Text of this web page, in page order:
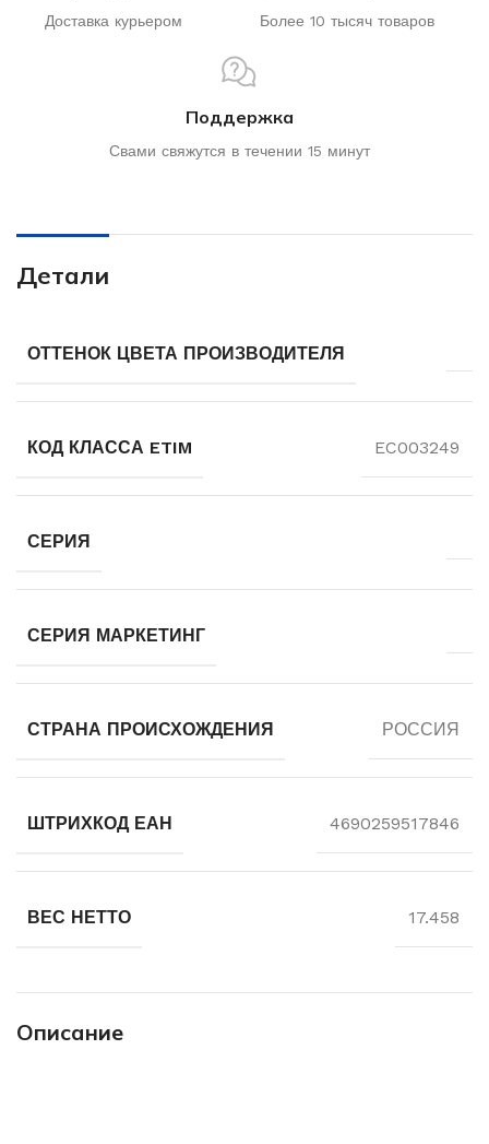
Доставка курьером Более 10 тысяч товаров
Поддержка
Свами свяжутся в течении 15 минут
Детали
ОТТЕНОК ЦВЕТА ПРОИЗВОДИТЕЛЯ
КОД КЛАССА ETIM EC003249
СЕРИЯ
СЕРИЯ МАРКЕТИНГ
СТРАНА ПРОИСХОЖДЕНИЯ РОССИЯ
ШТРИХКОД ЕАН 4690259517846
ВЕС НЕТТО 17.458
Описание